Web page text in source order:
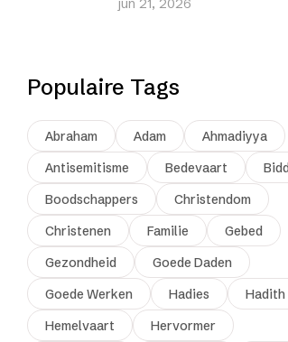
jun 21, 2026
Populaire Tags
Abraham Adam
Ahmadiyya
Antisemitisme
Bedevaart
Boodschappers
Christendom
Christenen
Familie
Gebed
Gezondheid
Goede Daden
Goede Werken
Hadies
Hadith
Hemelvaart
Hervormer